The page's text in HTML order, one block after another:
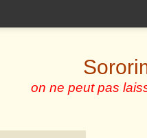
on ne peut pas